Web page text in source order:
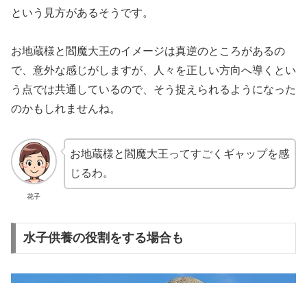
という見方があるそうです。
お地蔵様と閻魔大王のイメージは真逆のところがあるの
で、意外な感じがしますが、人々を正しい方向へ導くとい
う点では共通しているので、そう捉えられるようになった
のかもしれませんね。
花子
お地蔵様と閻魔大王ってすごくギャップを感
じるわ。
水子供養の役割をする場合も